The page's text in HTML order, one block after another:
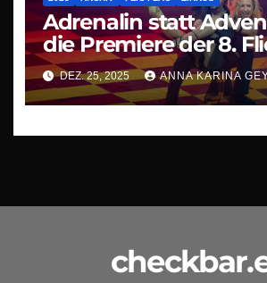
Adrenalin statt
die Premiere der 8.
Mas Show in
DEZ. 25, 2025 ANNA KARINA